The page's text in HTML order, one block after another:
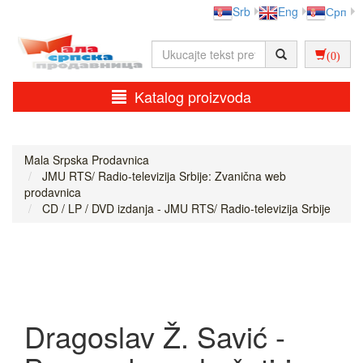
Srb Eng Срп
(0)
Katalog proizvoda
Mala Srpska Prodavnica
JMU RTS/ Radio-televizija Srbije: Zvanična web
prodavnica
CD / LP / DVD izdanja - JMU RTS/ Radio-televizija Srbije
Dragoslav Ž. Savić -